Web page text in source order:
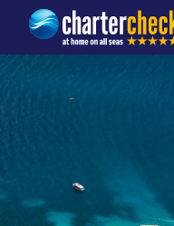
Chartercheck